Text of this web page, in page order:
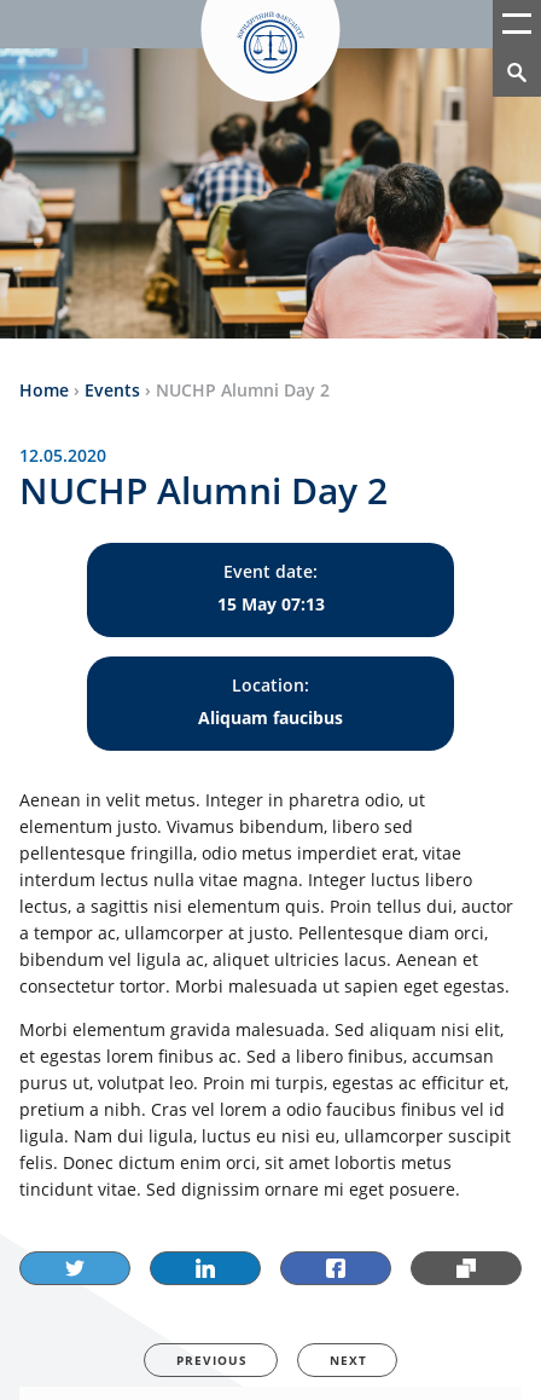
Home › Events › NUCHP Alumni Day 2
12.05.2020
NUCHP Alumni Day 2
Event date:
15 May 07:13
Location:
Aliquam faucibus
Aenean in velit metus. Integer in pharetra odio, ut
elementum justo. Vivamus bibendum, libero sed
pellentesque fringilla, odio metus imperdiet erat, vitae
interdum lectus nulla vitae magna. Integer luctus libero
lectus, a sagittis nisi elementum quis. Proin tellus dui, auctor
a tempor ac, ullamcorper at justo. Pellentesque diam orci,
bibendum vel ligula ac, aliquet ultricies lacus. Aenean et
consectetur tortor. Morbi malesuada ut sapien eget egestas.
Morbi elementum gravida malesuada. Sed aliquam nisi elit,
et egestas lorem finibus ac. Sed a libero finibus, accumsan
purus ut, volutpat leo. Proin mi turpis, egestas ac efficitur et,
pretium a nibh. Cras vel lorem a odio faucibus finibus vel id
ligula. Nam dui ligula, luctus eu nisi eu, ullamcorper suscipit
felis. Donec dictum enim orci, sit amet lobortis metus
tincidunt vitae. Sed dignissim ornare mi eget posuere.
PREVIOUS NEXT